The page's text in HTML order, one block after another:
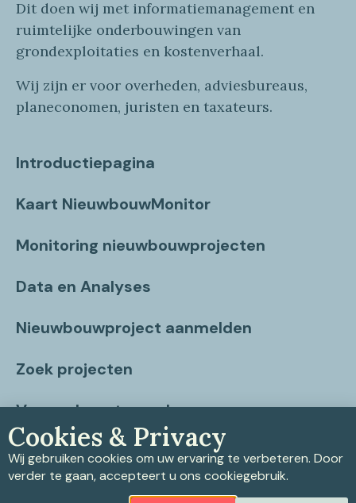
Dit doen wij met informatiemanagement en
ruimtelijke onderbouwingen van
grondexploitaties en kostenverhaal.
Wij zijn er voor overheden, adviesbureaus,
planeconomen, juristen en taxateurs.
Introductiepagina
Kaart NieuwbouwMonitor
Monitoring nieuwbouwprojecten
Data en Analyses
Nieuwbouwproject aanmelden
Zoek projecten
Vragen beantwoord
Contact
Cookies & Privacy
Wij gebruiken cookies om uw ervaring te verbeteren. Door
verder te gaan, accepteert u ons cookiegebruik.